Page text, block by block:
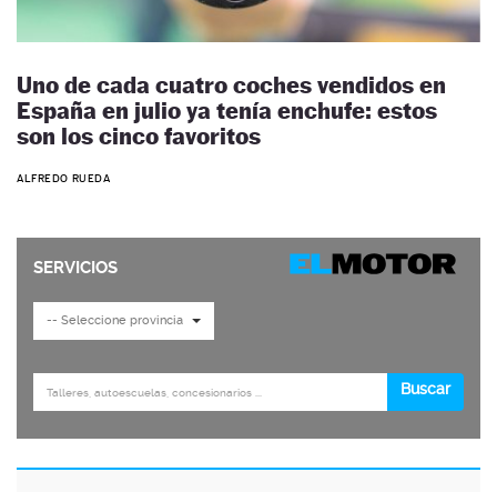
Uno de cada cuatro coches vendidos en
España en julio ya tenía enchufe: estos
son los cinco favoritos
ALFREDO RUEDA